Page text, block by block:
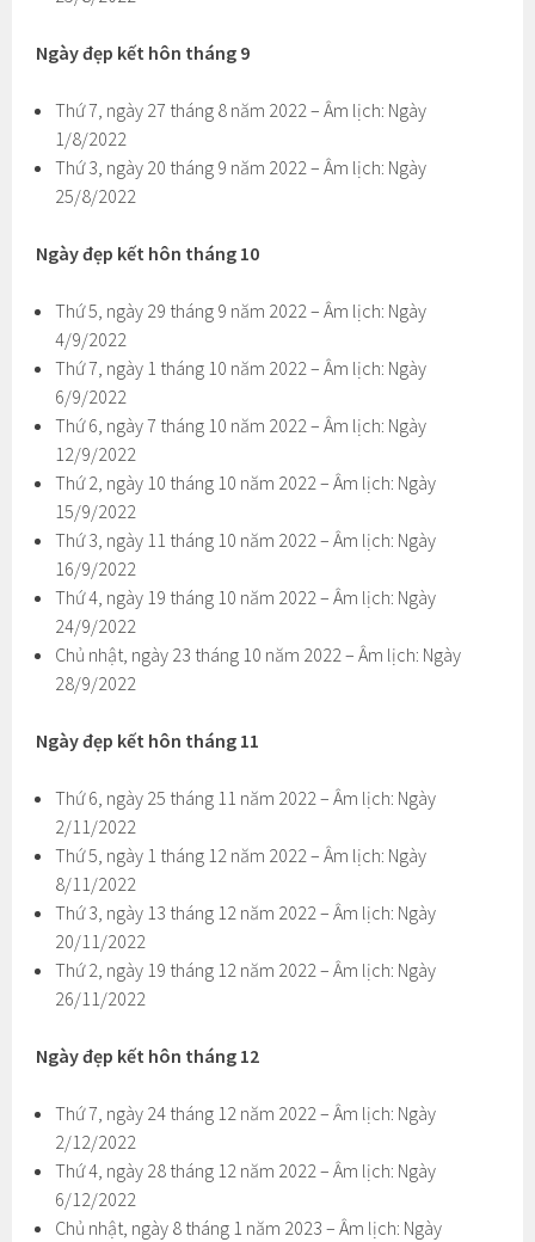
Ngày đẹp kết hôn tháng 9
Thứ 7, ngày 27 tháng 8 năm 2022 – Âm lịch: Ngày
1/8/2022
Thứ 3, ngày 20 tháng 9 năm 2022 – Âm lịch: Ngày
25/8/2022
Ngày đẹp kết hôn tháng 10
Thứ 5, ngày 29 tháng 9 năm 2022 – Âm lịch: Ngày
4/9/2022
Thứ 7, ngày 1 tháng 10 năm 2022 – Âm lịch: Ngày
6/9/2022
Thứ 6, ngày 7 tháng 10 năm 2022 – Âm lịch: Ngày
12/9/2022
Thứ 2, ngày 10 tháng 10 năm 2022 – Âm lịch: Ngày
15/9/2022
Thứ 3, ngày 11 tháng 10 năm 2022 – Âm lịch: Ngày
16/9/2022
Thứ 4, ngày 19 tháng 10 năm 2022 – Âm lịch: Ngày
24/9/2022
Chủ nhật, ngày 23 tháng 10 năm 2022 – Âm lịch: Ngày
28/9/2022
Ngày đẹp kết hôn tháng 11
Thứ 6, ngày 25 tháng 11 năm 2022 – Âm lịch: Ngày
2/11/2022
Thứ 5, ngày 1 tháng 12 năm 2022 – Âm lịch: Ngày
8/11/2022
Thứ 3, ngày 13 tháng 12 năm 2022 – Âm lịch: Ngày
20/11/2022
Thứ 2, ngày 19 tháng 12 năm 2022 – Âm lịch: Ngày
26/11/2022
Ngày đẹp kết hôn tháng 12
Thứ 7, ngày 24 tháng 12 năm 2022 – Âm lịch: Ngày
2/12/2022
Thứ 4, ngày 28 tháng 12 năm 2022 – Âm lịch: Ngày
6/12/2022
Chủ nhật, ngày 8 tháng 1 năm 2023 – Âm lịch: Ngày